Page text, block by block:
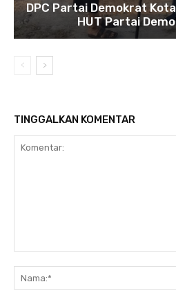
DPC Partai Demokrat
HUT Partai
TINGGALKAN KOMENTAR